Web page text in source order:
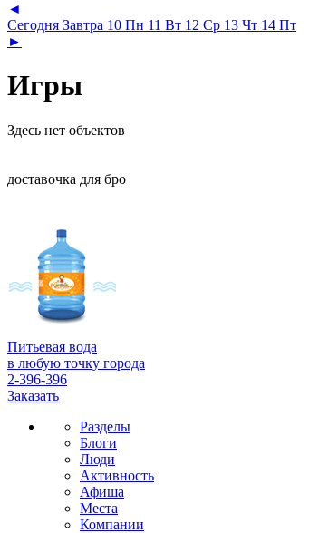
◄
Сегодня Завтра 10 Пн 11 Вт 12 Ср 13 Чт 14 Пт
►
Игры
Здесь нет объектов
доставочка для бро
Питьевая вода
в любую точку города
2-396-396
Заказать
Разделы
Блоги
Люди
Активность
Афиша
Места
Компании